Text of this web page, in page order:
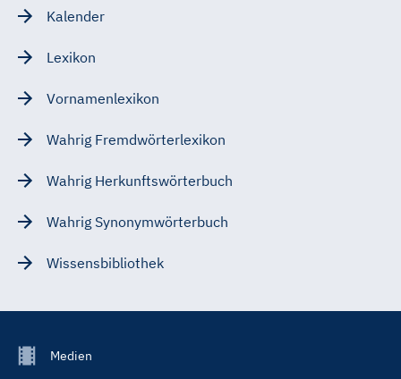
Kalender
Lexikon
Vornamenlexikon
Wahrig Fremdwörterlexikon
Wahrig Herkunftswörterbuch
Wahrig Synonymwörterbuch
Wissensbibliothek
FooterMedien